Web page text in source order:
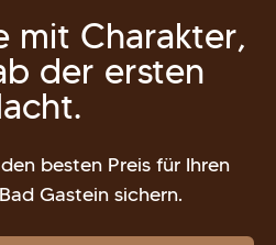
mit Charakter,
der ersten
besten Preis für Ihren
Gastein sichern.